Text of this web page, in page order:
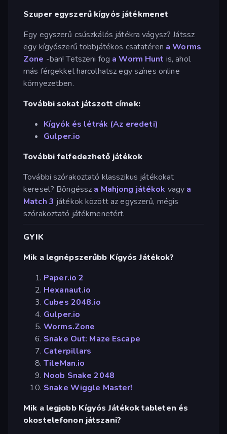
Szuper egyszerű kígyós játékmenet
Egy egyszerű csúszkálós játékra vágysz? Játssz
egy kígyószerű többjátékos csatatéren a Worms
Zone -ban! Tetszeni fog a Worm Hunt is, ahol
más férgekkel harcolhatsz egy színes online
környezetben.
További sokat játszott címek:
Kígyók és létrák (Az eredeti)
Gulper.io
További felfedezhető játékok
További szórakoztató klasszikus játékokat
keresel? Böngéssz a Mahjong játékok vagy a
Match 3 játékok között az egyszerű, mégis
szórakoztató játékmenetért.
GYIK
Mik a legnépszerűbb Kígyós Játékok?
Paper.io 2
Hexanaut.io
Cubes 2048.io
Gulper.io
Worms.Zone
Snake Out: Maze Escape
Caterpillars
TileMan.io
Noob Snake 2048
Snake Wiggle Master!
Mik a legjobb Kígyós Játékok tableten és
okostelefonon játszani?